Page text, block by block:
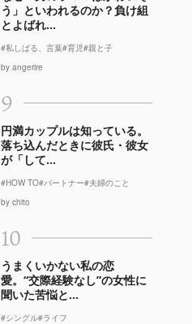
う」といわれるのか？負け組
とよばれ...
#私しばる、言葉#育児#親と子
by angerire
9
円満カップルは知っている。
落ち込んだときに彼氏・彼女
が「して...
#HOW TO#パートナー#夫婦のこと
by chito
10
うまくいかない私の恋
愛。“交際経験なし”の女性に
聞いた苦悩と...
#シングル#ライフ